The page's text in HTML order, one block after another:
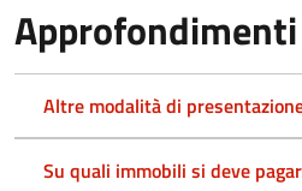
Approfondimenti
Altre modalità di
Su quali immobili si deve